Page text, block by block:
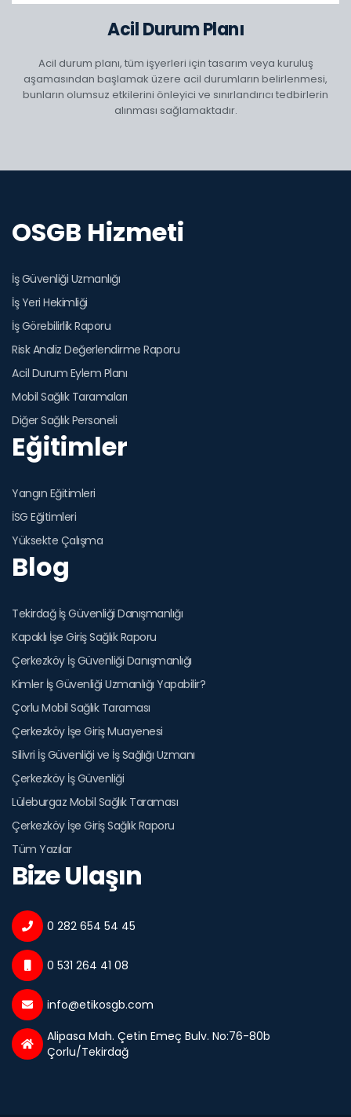
Acil Durum Planı
Acil durum planı, tüm işyerleri için tasarım veya kuruluş
aşamasından başlamak üzere acil durumların belirlenmesi,
bunların olumsuz etkilerini önleyici ve sınırlandırıcı tedbirlerin
alınması sağlamaktadır.
OSGB Hizmeti
İş Güvenliği Uzmanlığı
İş Yeri Hekimliği
İş Görebilirlik Raporu
Risk Analiz Değerlendirme Raporu
Acil Durum Eylem Planı
Mobil Sağlık Taramaları
Diğer Sağlık Personeli
Eğitimler
Yangın Eğitimleri
İSG Eğitimleri
Yüksekte Çalışma
Blog
Tekirdağ İş Güvenliği Danışmanlığı
Kapaklı İşe Giriş Sağlık Raporu
Çerkezköy İş Güvenliği Danışmanlığı
Kimler İş Güvenliği Uzmanlığı Yapabilir?
Çorlu Mobil Sağlık Taraması
Çerkezköy İşe Giriş Muayenesi
Silivri İş Güvenliği ve İş Sağlığı Uzmanı
Çerkezköy İş Güvenliği
Lüleburgaz Mobil Sağlık Taraması
Çerkezköy İşe Giriş Sağlık Raporu
Tüm Yazılar
Bize Ulaşın
0 282 654 54 45
0 531 264 41 08
info@etikosgb.com
Alipasa Mah. Çetin Emeç Bulv. No:76-80b
Çorlu/Tekirdağ